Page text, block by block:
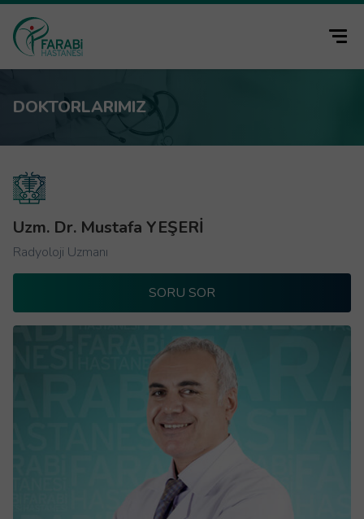
DOKTORLARIMIZ
Uzm. Dr. Mustafa YEŞERİ
Radyoloji Uzmanı
SORU SOR